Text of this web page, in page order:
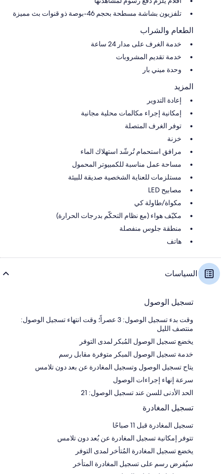
تلفزيون بشاشة مسطحة بحجم 46-بوصة ذو قنوات بث مميزة
الطعام والشراب
خدمة الغرف على مدار 24 ساعة
خدمة تقديم المشروبات
وحدة ميني بار
المزيد
إعادة التدوير
إمكانية إجراء مكالمات محلية مجانية
توفر الغرف المتصلة
خزنة
مرافق استحمام تُرشّد استهلاك الماء
مساحة عمل مناسبة للكمبيوتر المحمول
مستلزمات للعناية الشخصية صديقة للبيئة
مصابيح LED
مكواة/طاولة كي
مكيّف هواء (مع نظام التحكّم بدرجات الحرارة)
منطقة جلوس منفصلة
هاتف
السياسات
تسجيل الوصول
وقت بدء تسجيل الوصول: 3 عصراً؛ وقت انتهاء تسجيل الوصول:
منتصف الليل
يخضع تسجيل الوصول المُبكر لمدى التوفر
خدمة تسجيل الوصول المبكر متوفرة مقابل رسم
يتاح تسجيل الوصول وتسجيل المغادرة عن بعد دون تلامس
سرعة إنهاء إجراءات الوصول
الحد الأدنى للسن عند تسجيل الوصول: 21
تسجيل المغادرة
تسجيل المغادرة قبل 11 صباحًا
تتوفر إمكانية تسجيل المغادرة عن بُعد دون تلامس
يخضع تسجيل المغادرة المُتأخر لمدى التوفر
سيُفرض رسم على تسجيل المغادرة المتأخر